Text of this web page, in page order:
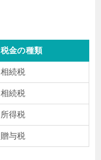
税金の種類
相続税
相続税
所得税
贈与税